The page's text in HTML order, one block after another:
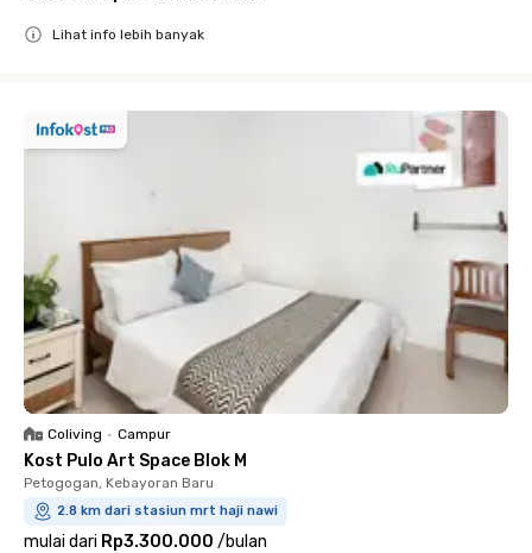
Lihat info lebih banyak
Coliving • Campur
Kost Pulo Art Space Blok M
Petogogan, Kebayoran Baru
2.8 km dari stasiun mrt haji nawi
mulai dari Rp3.300.000 /bulan